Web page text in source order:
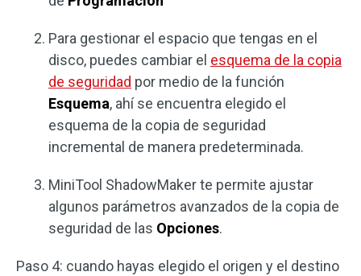
Para gestionar el espacio que tengas en el
disco, puedes cambiar el esquema de la copia
de seguridad por medio de la función
Esquema, ahí se encuentra elegido el
esquema de la copia de seguridad
incremental de manera predeterminada.
MiniTool ShadowMaker te permite ajustar
algunos parámetros avanzados de la copia de
seguridad de las Opciones.
Paso 4: cuando hayas elegido el origen y el destino